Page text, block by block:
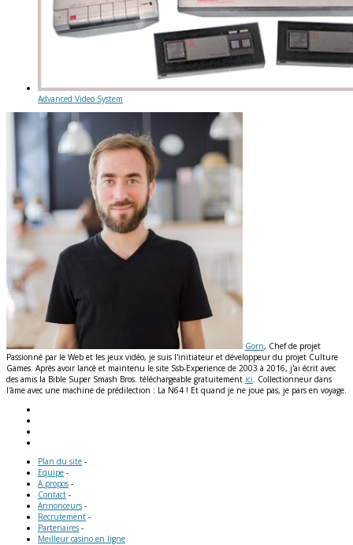
Advanced Video System
Gorn, Chef de projet
Passionné par le Web et les jeux vidéo, je suis l'initiateur et développeur du projet Culture
Games. Après avoir lancé et maintenu le site Ssb-Experience de 2003 à 2016, j'ai écrit avec
des amis la Bible Super Smash Bros. téléchargeable gratuitement ici. Collectionneur dans
l'âme avec une machine de prédilection : La N64 ! Et quand je ne joue pas, je pars en voyage.
Plan du site -
Equipe -
A propos -
Contact -
Annonceurs -
Recrutement -
Partenaires -
Meilleur casino en ligne